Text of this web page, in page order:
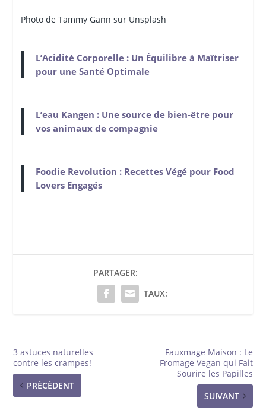
Photo de Tammy Gann sur Unsplash
L’Acidité Corporelle : Un Équilibre à Maîtriser
pour une Santé Optimale
L’eau Kangen : Une source de bien-être pour
vos animaux de compagnie
Foodie Revolution : Recettes Végé pour Food
Lovers Engagés
PARTAGER:
TAUX:
3 astuces naturelles
contre les crampes!
PRÉCÉDENT
Fauxmage Maison : Le
Fromage Vegan qui Fait
Sourire les Papilles
SUIVANT